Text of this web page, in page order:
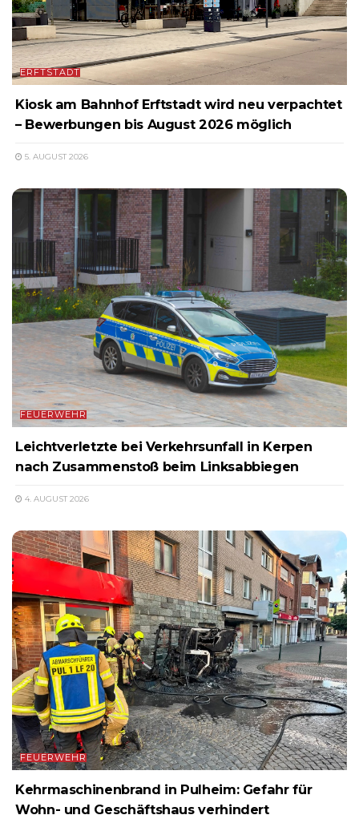
ERFTSTADT
Kiosk am Bahnhof Erftstadt wird neu verpachtet
– Bewerbungen bis August 2026 möglich
5. AUGUST 2026
FEUERWEHR
Leichtverletzte bei Verkehrsunfall in Kerpen
nach Zusammenstoß beim Linksabbiegen
4. AUGUST 2026
FEUERWEHR
Kehrmaschinenbrand in Pulheim: Gefahr für
Wohn- und Geschäftshaus verhindert